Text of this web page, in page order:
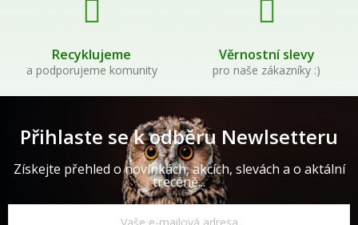
Recyklujeme
a podporujeme komunity
Věrnostní slevy
pro naše zákazníky :)
Přihlaste se k odběru Newlsetteru
Získejte přehled o novinkách, akcích, slevách a o aktální
trecéně...